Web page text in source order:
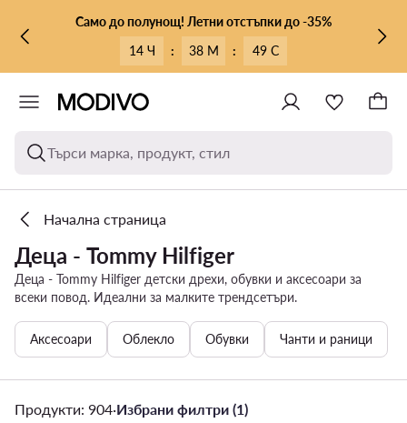
КЪМ ОСНОВНОТО СЪДЪРЖАНИЕ
КЪМ ТЪРСЕНЕСамо до полунощ! Летни отстъпки до -35%
14 Ч
: 38 М : 48 С
Търси марка, продукт, стил
Начална страница
Деца - Tommy Hilfiger
Деца - Tommy Hilfiger детски дрехи, обувки и аксесоари за
всеки повод. Идеални за малките трендсетъри.
Аксесоари Облекло Обувки Чанти и раници
Продукти: 904·Избрани филтри (1)